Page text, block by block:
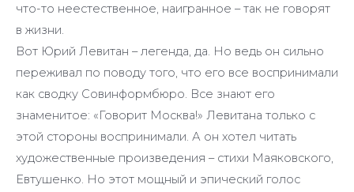
что-то неестественное, наигранное – так не говорят
в жизни.
Вот Юрий Левитан – легенда, да. Но ведь он сильно
переживал по поводу того, что его все воспринимали
как сводку Совинформбюро. Все знают его
знаменитое: «Говорит Москва!» Левитана только с
этой стороны воспринимали. А он хотел читать
художественные произведения – стихи Маяковского,
Евтушенко. Но этот мощный и эпический голос